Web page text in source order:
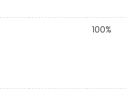
100%